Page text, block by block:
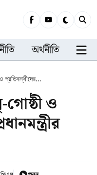
অর্থনীতি
প্রতিবন্ধীদের...
গোষ্ঠী ও